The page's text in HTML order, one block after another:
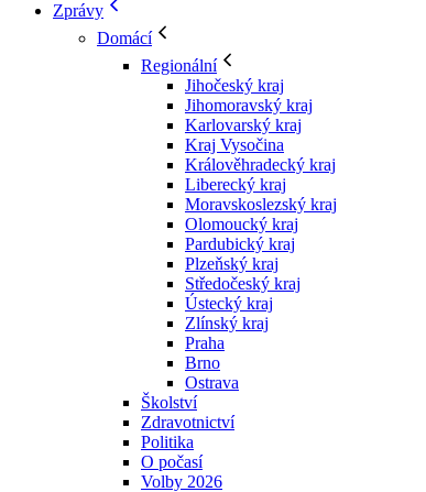
Zprávy
Domácí
Regionální
Jihočeský kraj
Jihomoravský kraj
Karlovarský kraj
Kraj Vysočina
Králověhradecký kraj
Liberecký kraj
Moravskoslezský kraj
Olomoucký kraj
Pardubický kraj
Plzeňský kraj
Středočeský kraj
Ústecký kraj
Zlínský kraj
Praha
Brno
Ostrava
Školství
Zdravotnictví
Politika
O počasí
Volby 2026